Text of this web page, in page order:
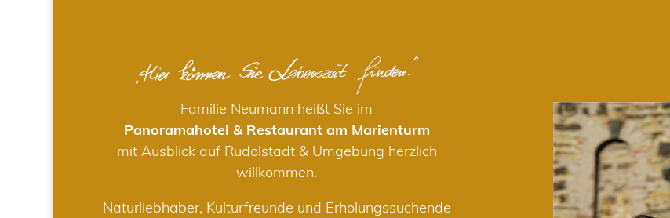
Familie Neumann heißt Sie im
Panoramahotel & Restaurant am Marienturm
mit Ausblick auf Rudolstadt & Umgebung herzlich
willkommen.
Naturliebhaber, Kulturfreunde und Erholungssuchende